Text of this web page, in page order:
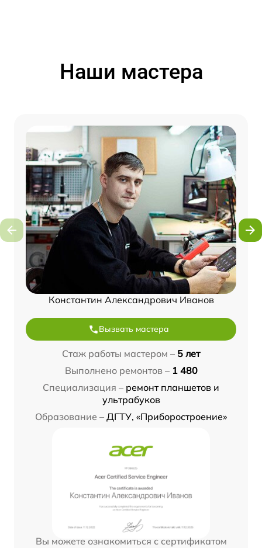
Наши мастера
Константин Александрович Иванов
Вызвать мастера
Стаж работы мастером – 5 лет
Выполнено ремонтов – 1 480
Специализация – ремонт планшетов и
ультрабуков
Образование – ДГТУ, «Приборостроение»
Вы можете ознакомиться с сертификатом